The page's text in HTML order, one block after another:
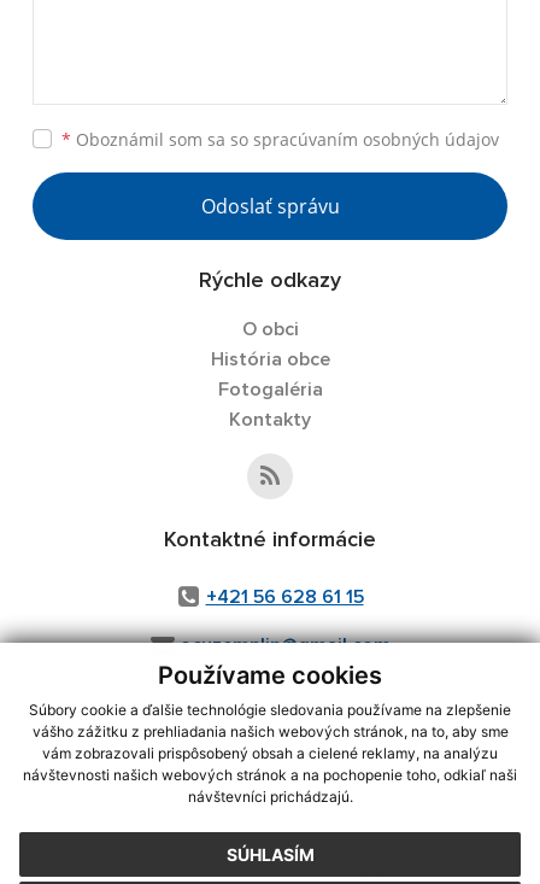
Používame cookies
Súbory cookie a ďalšie technológie sledovania používame na zlepšenie
vášho zážitku z prehliadania našich webových stránok, na to, aby sme
vám zobrazovali prispôsobený obsah a cielené reklamy, na analýzu
návštevnosti našich webových stránok a na pochopenie toho, odkiaľ naši
návštevníci prichádzajú.
SÚHLASÍM
* Oboznámil som sa so spracúvaním osobných údajov
Odoslať správu
Rýchle odkazy
O obci
História obce
Fotogaléria
Kontakty
Kontaktné informácie
+421 56 628 61 15
ocuzemplin@gmail.com
využite možnosť získavania aktuálnych informácií s využitím RSS
CMS systém (redakčný) systém ECHELON 2,Mapa stránok,web portál
webex.digital, s.r.o.,domény,registrácia domény
Posledná aktualizácia:29.07.2026